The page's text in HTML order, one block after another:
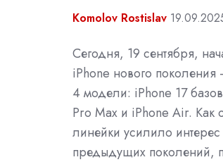
Komolov Rostislav
Сегодня, 19 сентября,
iPhone нового
4 модели: iPhone 17
Pro Max и iPhone Air. Как
линейки усилило
предыдущих поколений,